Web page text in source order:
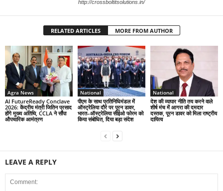
http://crossboltitsolutions.in/
RELATED ARTICLES MORE FROM AUTHOR
Agra News
AI FutureReady Conclave
2026: केंद्रीय मंत्री जितिन प्रसाद
होंगे मुख्य अतिथि, CCLA ने सौंपा
औपचारिक आमंत्रण
National
पीएम के साथ प्रतिनिधिमंडल में
ऑस्ट्रेलिया दौरे पर पूरन डावर,
भारत–ऑस्ट्रेलिया सीईओ फोरम को
किया संबोधित, दिया बड़ा संदेश
National
देश की व्यापार नीति तय करने वाले
शीर्ष मंच में आगरा की दमदार
दस्तक, पूरन डावर को मिला राष्ट्रीय
दायित्व
LEAVE A REPLY